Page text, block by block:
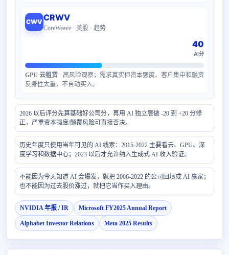
CWV CRWV
CoreWeave · 美股 · 趋势
40
AI分
GPU 云租赁 · 高风险观察；需求真实但资本强度、客户集中和融资
反身性太重，不自动买入。
2026 以后评分先算基础好公司分，再用 AI 独立层做 -20 到 +20 分修
正，严重资本强度/颠覆风险可直接否决。
历史年度只使用当年可见的 AI 线索：2015-2022 主要看云、GPU、深
度学习和数据中心；2023 以后才允许纳入生成式 AI 收入验证。
不能因为今天知道 AI 会爆发，就把 2006-2022 的公司回填成 AI 赢家；
也不能因为过去股价涨过，就把它当作买入理由。
NVIDIA 年报 / IR Microsoft FY2025 Annual Report
Alphabet Investor Relations Meta 2025 Results